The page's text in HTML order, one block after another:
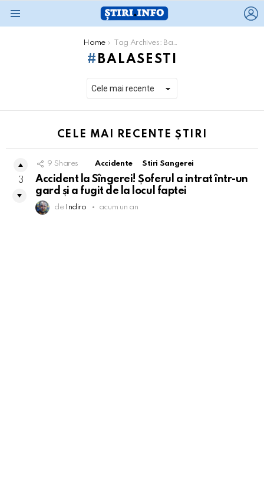
Home Tag Archives: Balasesti
BALASESTI
CELE MAI RECENTE ȘTIRI
9 Shares Accidente Stiri Sangerei
Accident la Sîngerei! Șoferul a intrat într-un
gard și a fugit de la locul faptei
de Indiro acum un an
3